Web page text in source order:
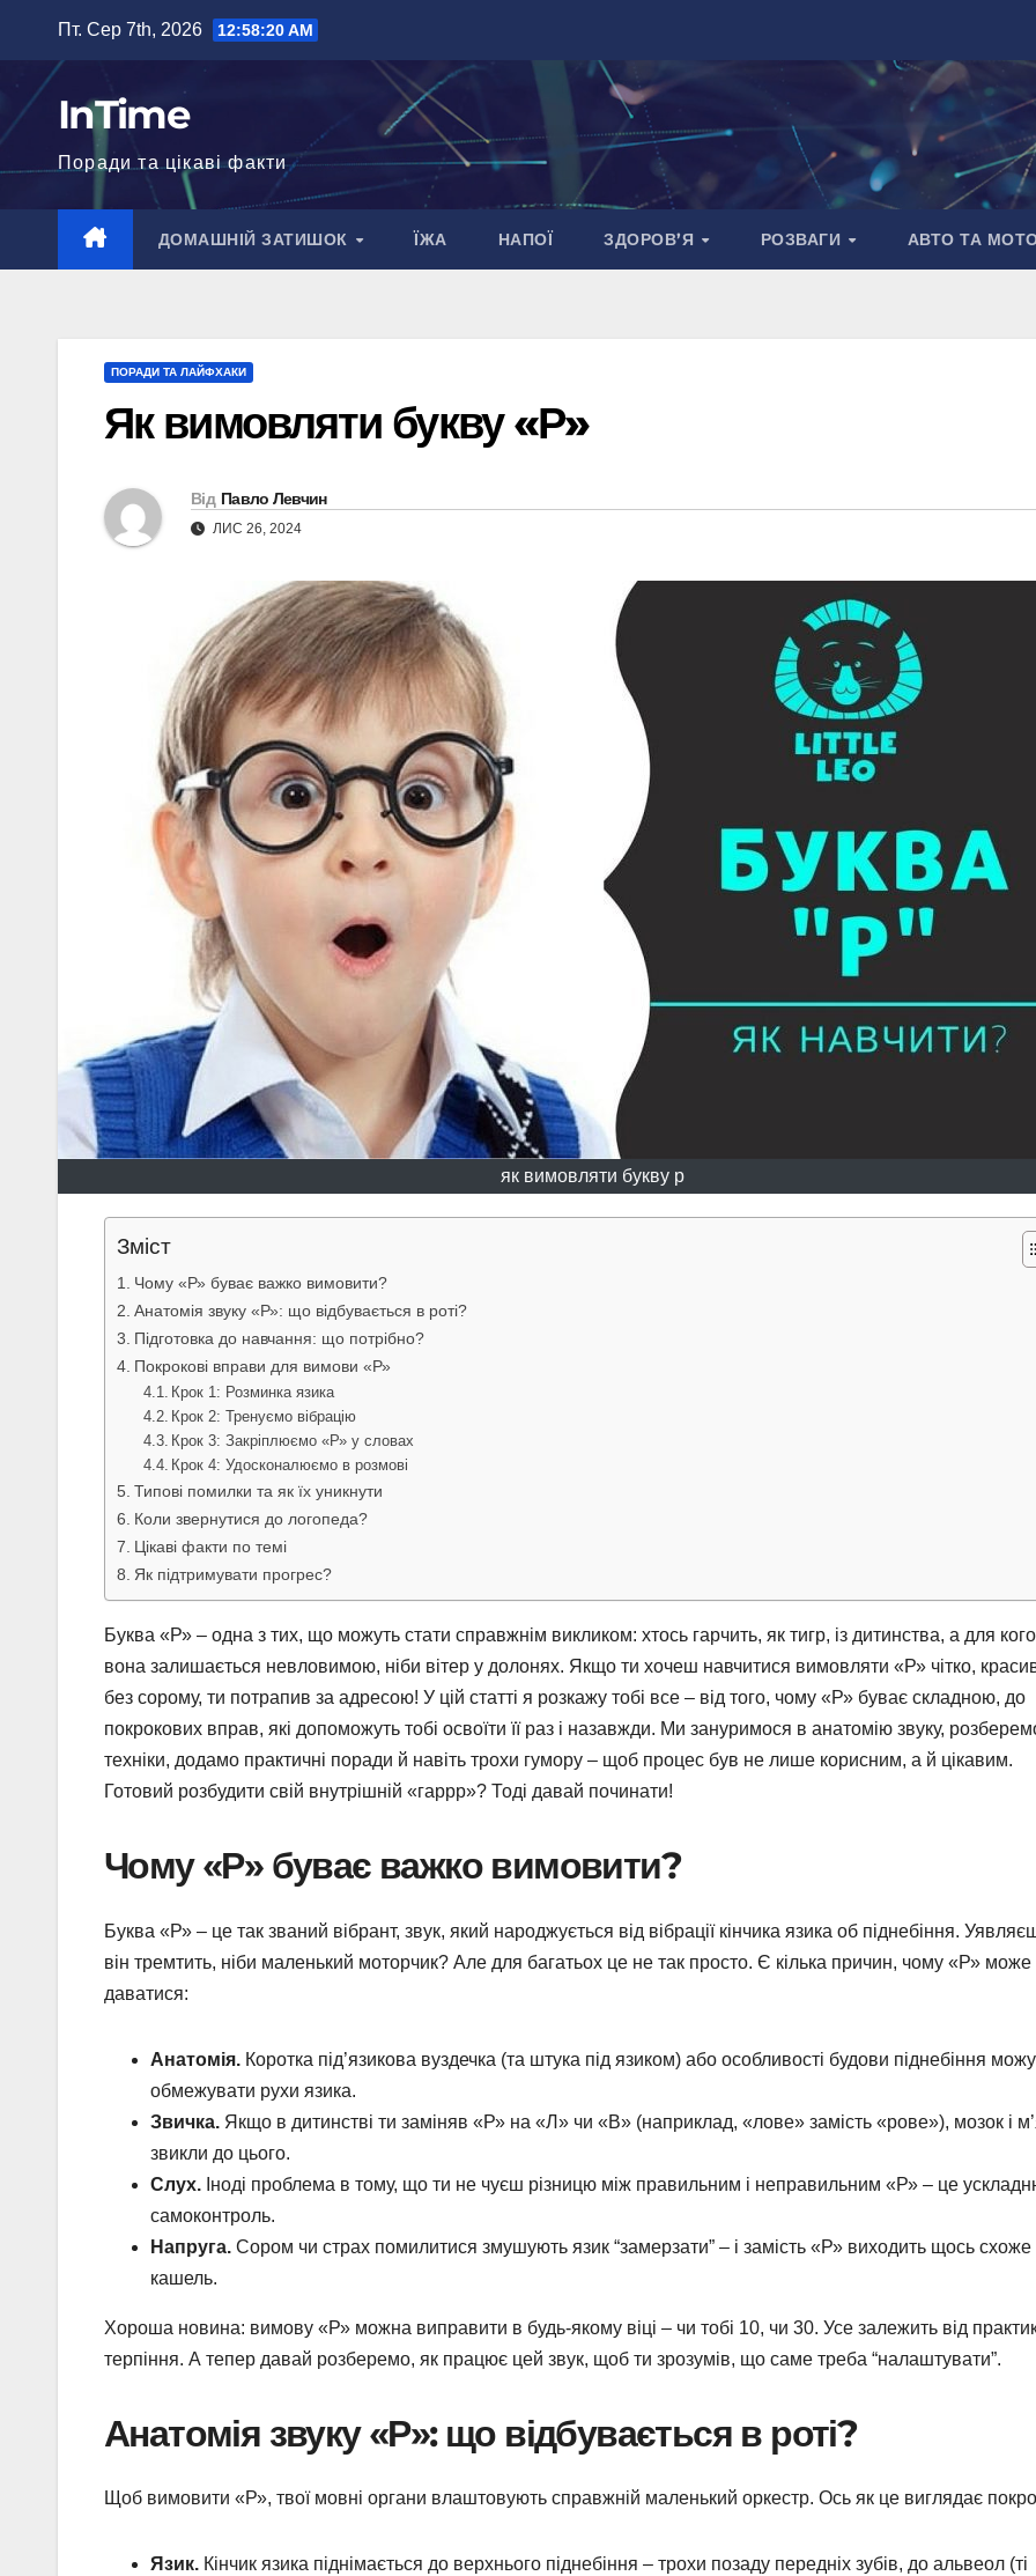
вмісту
Пт. Сер 7th, 2026 12:58:21 AM
InTime
Поради та цікаві факти
ДОМАШНІЙ ЗАТИШОК ЇЖА НАПОЇ ЗДОРОВ’Я РОЗВАГИ АВТО ТА
ПОРАДИ ТА ЛАЙФХАКИ
Як вимовляти букву «Р»
Від Павло Левчин
ЛИС 26, 2024
як вимовляти букву р
Зміст
Чому «Р» буває важко вимовити?
Анатомія звуку «Р»: що відбувається в роті?
Підготовка до навчання: що потрібно?
Покрокові вправи для вимови «Р»
Крок 1: Розминка язика
Крок 2: Тренуємо вібрацію
Крок 3: Закріплюємо «Р» у словах
Крок 4: Удосконалюємо в розмові
Типові помилки та як їх уникнути
Коли звернутися до логопеда?
Цікаві факти по темі
Як підтримувати прогрес?
Буква «Р» – одна з тих, що можуть стати справжнім викликом: хтось гарчить, як тигр, із дитинства, а для
вона залишається невловимою, ніби вітер у долонях. Якщо ти хочеш навчитися вимовляти «Р» чітко,
без сорому, ти потрапив за адресою! У цій статті я розкажу тобі все – від того, чому «Р» буває складною, до
покрокових вправ, які допоможуть тобі освоїти її раз і назавжди. Ми зануримося в анатомію звуку,
техніки, додамо практичні поради й навіть трохи гумору – щоб процес був не лише корисним, а й цікавим.
Готовий розбудити свій внутрішній «гаррр»? Тоді давай починати!
Чому «Р» буває важко вимовити?
Буква «Р» – це так званий вібрант, звук, який народжується від вібрації кінчика язика об піднебіння.
він тремтить, ніби маленький моторчик? Але для багатьох це не так просто. Є кілька причин, чому «Р» може
даватися:
Анатомія. Коротка під’язикова вуздечка (та штука під язиком) або особливості будови піднебіння
обмежувати рухи язика.
Звичка. Якщо в дитинстві ти заміняв «Р» на «Л» чи «В» (наприклад, «лове» замість «рове»), мозок і
звикли до цього.
Слух. Іноді проблема в тому, що ти не чуєш різницю між правильним і неправильним «Р» – це
самоконтроль.
Напруга. Сором чи страх помилитися змушують язик “замерзати” – і замість «Р» виходить щось схоже
кашель.
Хороша новина: вимову «Р» можна виправити в будь-якому віці – чи тобі 10, чи 30. Усе залежить від
терпіння. А тепер давай розберемо, як працює цей звук, щоб ти зрозумів, що саме треба “налаштувати”.
Анатомія звуку «Р»: що відбувається в роті?
Щоб вимовити «Р», твої мовні органи влаштовують справжній маленький оркестр. Ось як це виглядає
Язик. Кінчик язика піднімається до верхнього піднебіння – трохи позаду передніх зубів, до альвеол (ті